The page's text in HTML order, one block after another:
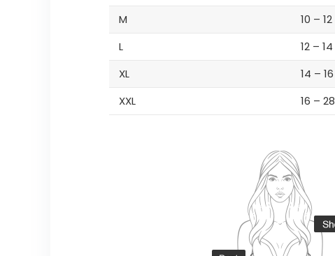
M
10 – 12
L
12 – 14
XL
14 – 16
XXL
16 – 28